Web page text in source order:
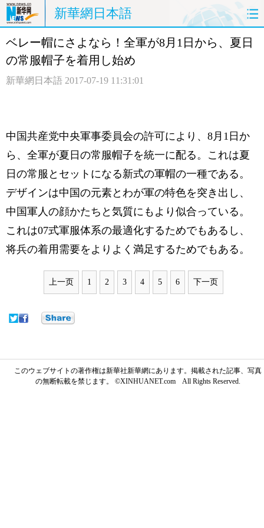
新華網日本語
ホームページ 政治 経済
中日対訳
ベレー帽にさよなら！全軍が8月1日から、夏日
の常服帽子を着用し始め
新華網日本語 2017-07-19 11:31:01
中国共産党中央軍事委員会の許可により、8月1日か
ら、全軍が夏日の常服帽子を統一に配る。これは夏
日の常服とセットになる新式の軍帽の一種である。
デザインは中国の元素とわが軍の特色を突き出し、
中国軍人の顔かたちと気質にもより似合っている。
これは07式軍服体系の最適化するためでもあるし、
将兵の着用需要をよりよく満足するためでもある。
上一页 1 2 3 4 5 6 下一页
このウェブサイトの著作権は新華社新華網にあります。掲載された記事、写真
の無断転載を禁じます。 ©XINHUANET.com All Rights Reserved.